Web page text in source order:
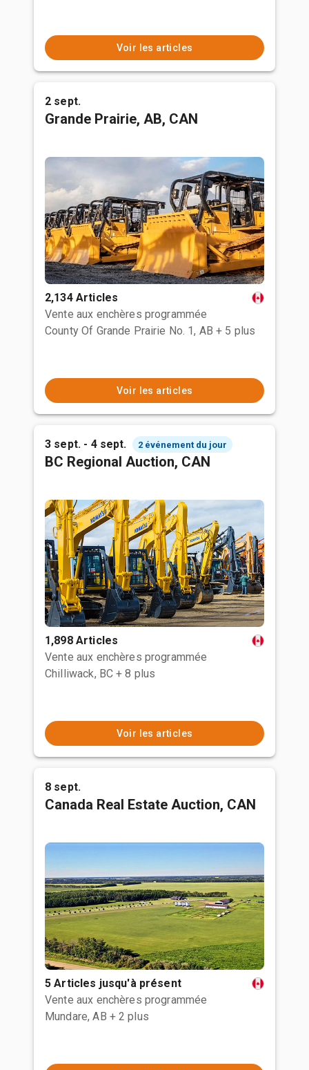
Voir les articles
2 sept.
Grande Prairie, AB, CAN
2,134 Articles
Vente aux enchères programmée
County Of Grande Prairie No. 1, AB + 5 plus
Voir les articles
3 sept. - 4 sept. 2 événement du jour
BC Regional Auction, CAN
1,898 Articles
Vente aux enchères programmée
Chilliwack, BC + 8 plus
Voir les articles
8 sept.
Canada Real Estate Auction, CAN
5 Articles jusqu'à présent
Vente aux enchères programmée
Mundare, AB + 2 plus